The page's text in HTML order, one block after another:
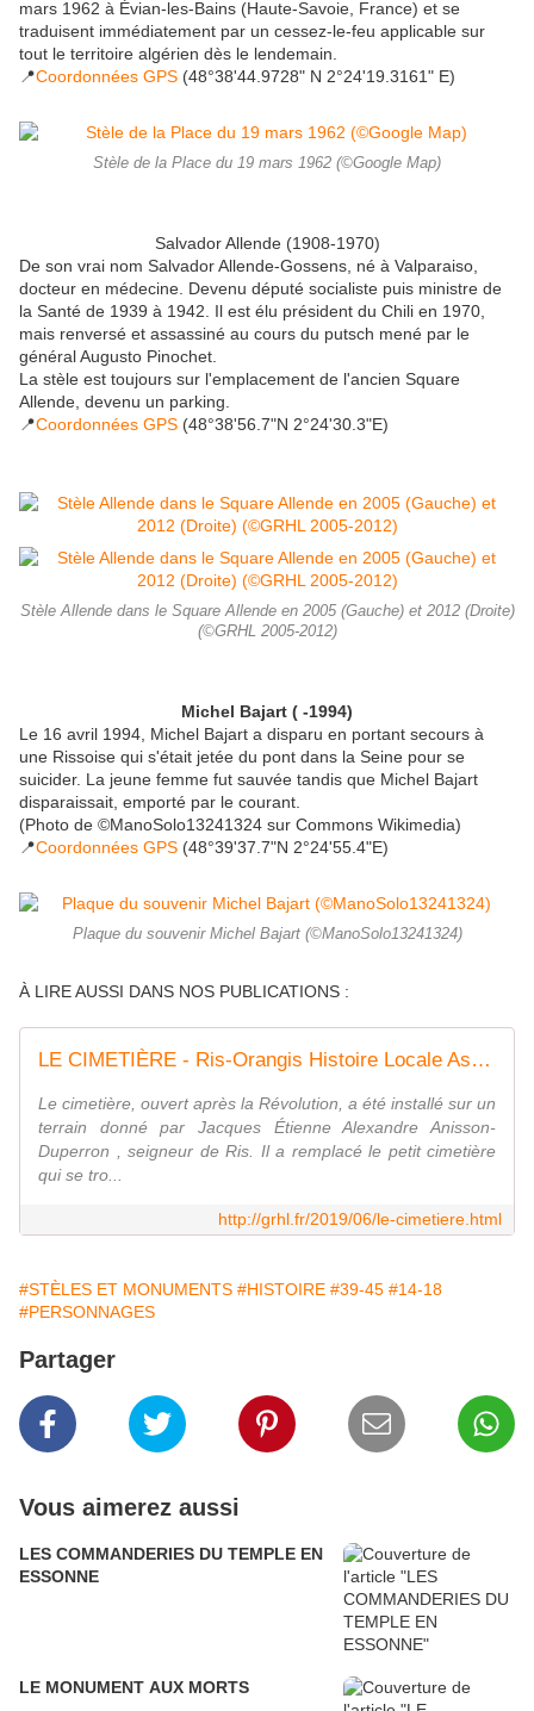
mars 1962 à Évian-les-Bains (Haute-Savoie, France) et se
traduisent immédiatement par un cessez-le-feu applicable sur
tout le territoire algérien dès le lendemain.
📍Coordonnées GPS (48°38'44.9728" N 2°24'19.3161" E)
Stèle de la Place du 19 mars 1962 (©Google Map)
Salvador Allende (1908-1970)
De son vrai nom Salvador Allende-Gossens, né à Valparaiso,
docteur en médecine. Devenu député socialiste puis ministre de
la Santé de 1939 à 1942. Il est élu président du Chili en 1970,
mais renversé et assassiné au cours du putsch mené par le
général Augusto Pinochet.
La stèle est toujours sur l'emplacement de l'ancien Square
Allende, devenu un parking.
📍Coordonnées GPS (48°38'56.7"N 2°24'30.3"E)
Stèle Allende dans le Square Allende en 2005 (Gauche) et 2012 (Droite)
(©GRHL 2005-2012)
Michel Bajart ( -1994)
Le 16 avril 1994, Michel Bajart a disparu en portant secours à
une Rissoise qui s'était jetée du pont dans la Seine pour se
suicider. La jeune femme fut sauvée tandis que Michel Bajart
disparaissait, emporté par le courant.
(Photo de ©ManoSolo13241324 sur Commons Wikimedia)
📍Coordonnées GPS (48°39'37.7"N 2°24'55.4"E)
Plaque du souvenir Michel Bajart (©ManoSolo13241324)
À LIRE AUSSI DANS NOS PUBLICATIONS :
LE CIMETIÈRE - Ris-Orangis Histoire Locale Association
Le cimetière, ouvert après la Révolution, a été installé sur un
terrain donné par Jacques Étienne Alexandre Anisson-
Duperron , seigneur de Ris. Il a remplacé le petit cimetière
qui se tro...
http://grhl.fr/2019/06/le-cimetiere.html
#STÈLES ET MONUMENTS #HISTOIRE #39-45 #14-18
#PERSONNAGES
Partager
Vous aimerez aussi
LES COMMANDERIES DU TEMPLE EN
ESSONNE
LE MONUMENT AUX MORTS